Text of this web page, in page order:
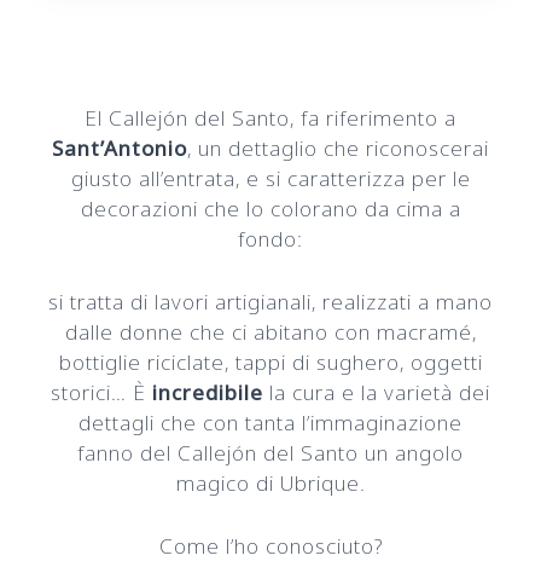
El Callejón del Santo, fa riferimento a
Sant’Antonio, un dettaglio che riconoscerai
giusto all’entrata, e si caratterizza per le
decorazioni che lo colorano da cima a
fondo:
si tratta di lavori artigianali, realizzati a mano
dalle donne che ci abitano con macramé,
bottiglie riciclate, tappi di sughero, oggetti
storici… È incredibile la cura e la varietà dei
dettagli che con tanta l’immaginazione
fanno del Callejón del Santo un angolo
magico di Ubrique.
Come l’ho conosciuto?